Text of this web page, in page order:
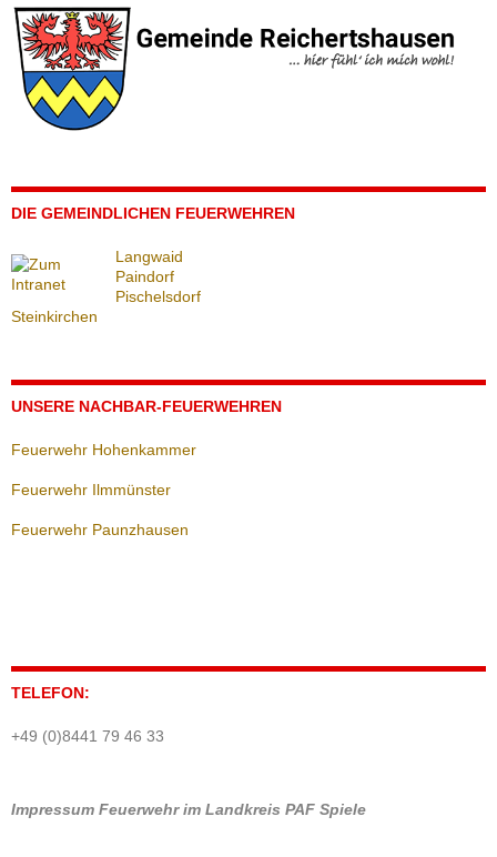
DIE GEMEINDLICHEN FEUERWEHREN
Langwaid
Paindorf
Pischelsdorf
Steinkirchen
UNSERE NACHBAR-FEUERWEHREN
Feuerwehr Hohenkammer
Feuerwehr Ilmmünster
Feuerwehr Paunzhausen
TELEFON:
+49 (0)8441 79 46 33
Impressum Feuerwehr im Landkreis PAF Spiele